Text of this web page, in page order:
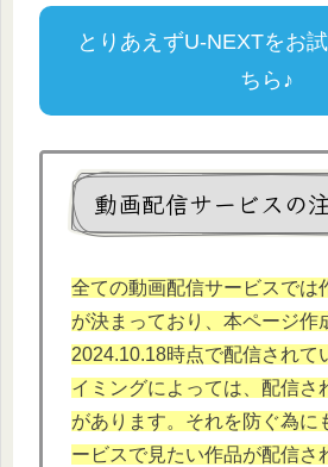
とりあえずU-NEXTをお
ちら♪
動画配信サービスの
全ての動画配信サービスでは
が決まっており、本ページ作
2024.10.18時点で配信されて
イミングによっては、配信さ
があります。それを防ぐ為に
ービスで見たい作品が配信さ